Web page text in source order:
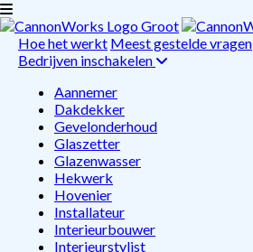
Hoe het werkt Meest gestelde vragen
Bedrijven inschakelen
Aannemer
Dakdekker
Gevelonderhoud
Glaszetter
Glazenwasser
Hekwerk
Hovenier
Installateur
Interieurbouwer
Interieurstylist